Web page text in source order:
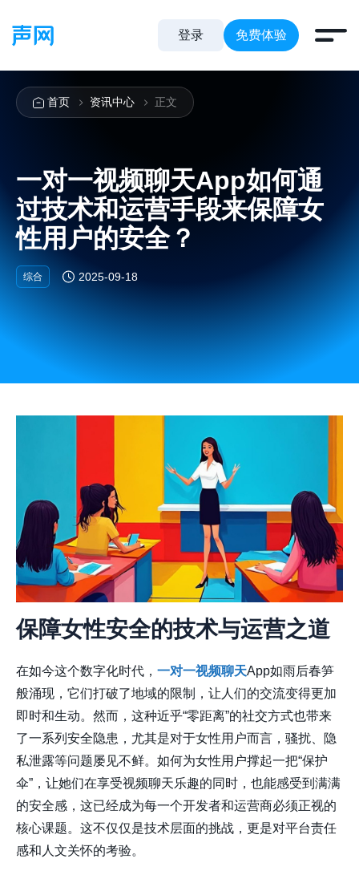
登录 免费体验
首页 资讯中心 正文
一对一视频聊天App如何通
过技术和运营手段来保障女
性用户的安全？
综合 2025-09-18
保障女性安全的技术与运营之道
在如今这个数字化时代， 一对一视频聊天App如雨后春笋
般涌现，它们打破了地域的限制，让人们的交流变得更加
即时和生动。然而，这种近乎“零距离”的社交方式也带来
了一系列安全隐患，尤其是对于女性用户而言，骚扰、隐
私泄露等问题屡见不鲜。如何为女性用户撑起一把“保护
伞”，让她们在享受视频聊天乐趣的同时，也能感受到满满
的安全感，这已经成为每一个开发者和运营商必须正视的
核心课题。这不仅仅是技术层面的挑战，更是对平台责任
感和人文关怀的考验。